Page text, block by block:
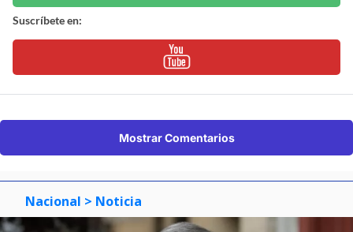
Suscríbete en:
Mostrar Comentarios
Nacional > Noticia